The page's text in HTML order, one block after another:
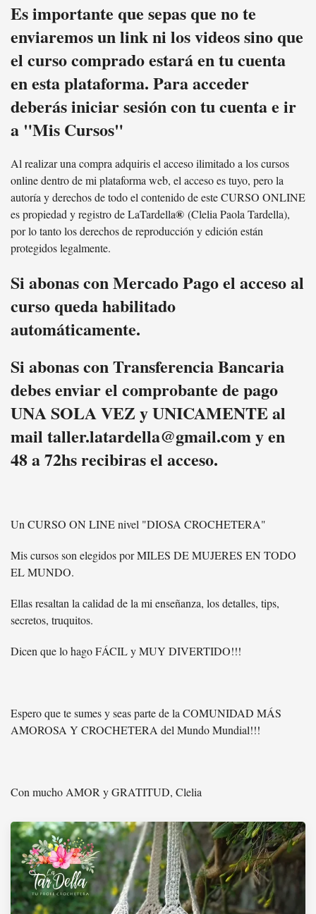
Es importante que sepas que no te
enviaremos un link ni los videos sino que
el curso comprado estará en tu cuenta
en esta plataforma. Para acceder
deberás iniciar sesión con tu cuenta e ir
a "Mis Cursos"
Al realizar una compra adquiris el acceso ilimitado a los cursos
online dentro de mi plataforma web, el acceso es tuyo, pero la
autoría y derechos de todo el contenido de este CURSO ONLINE
es propiedad y registro de LaTardella® (Clelia Paola Tardella),
por lo tanto los derechos de reproducción y edición están
protegidos legalmente.
Si abonas con Mercado Pago el acceso al
curso queda habilitado
automáticamente.
Si abonas con Transferencia Bancaria
debes enviar el comprobante de pago
UNA SOLA VEZ y UNICAMENTE al
mail taller.latardella@gmail.com y en
48 a 72hs recibiras el acceso.
Un CURSO ON LINE nivel "DIOSA CROCHETERA"
Mis cursos son elegidos por MILES DE MUJERES EN TODO
EL MUNDO.
Ellas resaltan la calidad de la mi enseñanza, los detalles, tips,
secretos, truquitos.
Dicen que lo hago FÁCIL y MUY DIVERTIDO!!!
Espero que te sumes y seas parte de la COMUNIDAD MÁS
AMOROSA Y CROCHETERA del Mundo Mundial!!!
Con mucho AMOR y GRATITUD, Clelia